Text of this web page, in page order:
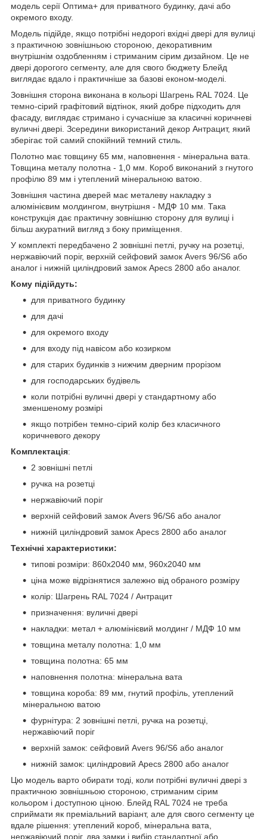
модель серії Оптима+ для приватного будинку, дачі або
окремого входу.
Модель підійде, якщо потрібні недорогі вхідні двері для вулиці
з практичною зовнішньою стороною, декоративним
внутрішнім оздобленням і стриманим сірим дизайном. Це не
двері дорогого сегменту, але для свого бюджету Блейд
виглядає вдало і практичніше за базові економ-моделі.
Зовнішня сторона виконана в кольорі Шагрень RAL 7024. Це
темно-сірий графітовий відтінок, який добре підходить для
фасаду, виглядає стримано і сучасніше за класичні коричневі
вуличні двері. Зсередини використаний декор Антрацит, який
зберігає той самий спокійний темний стиль.
Полотно має товщину 65 мм, наповнення - мінеральна вата.
Товщина металу полотна - 1,0 мм. Короб виконаний з гнутого
профілю 89 мм і утеплений мінеральною ватою.
Зовнішня частина дверей має металеву накладку з
алюмінієвим молдингом, внутрішня - МДФ 10 мм. Така
конструкція дає практичну зовнішню сторону для вулиці і
більш акуратний вигляд з боку приміщення.
У комплекті передбачено 2 зовнішні петлі, ручку на розетці,
нержавіючий поріг, верхній сейфовий замок Avers 96/S6 або
аналог і нижній циліндровий замок Apecs 2800 або аналог.
Кому підійдуть:
для приватного будинку
для дачі
для окремого входу
для входу під навісом або козирком
для старих будинків з нижчим дверним прорізом
для господарських будівель
коли потрібні вуличні двері у стандартному або
зменшеному розмірі
якщо потрібен темно-сірий колір без класичного
коричневого декору
Комплектація:
2 зовнішні петлі
ручка на розетці
нержавіючий поріг
верхній сейфовий замок Avers 96/S6 або аналог
нижній циліндровий замок Apecs 2800 або аналог
Технічні характеристики:
типові розміри: 860x2040 мм, 960x2040 мм
ціна може відрізнятися залежно від обраного розміру
колір: Шагрень RAL 7024 / Антрацит
призначення: вуличні двері
накладки: метал + алюмінієвий молдинг / МДФ 10 мм
товщина металу полотна: 1,0 мм
товщина полотна: 65 мм
наповнення полотна: мінеральна вата
товщина короба: 89 мм, гнутий профіль, утеплений
мінеральною ватою
фурнітура: 2 зовнішні петлі, ручка на розетці,
нержавіючий поріг
верхній замок: сейфовий Avers 96/S6 або аналог
нижній замок: циліндровий Apecs 2800 або аналог
Цю модель варто обирати тоді, коли потрібні вуличні двері з
практичною зовнішньою стороною, стриманим сірим
кольором і доступною ціною. Блейд RAL 7024 не треба
сприймати як преміальний варіант, але для свого сегменту це
вдале рішення: утеплений короб, мінеральна вата,
нержавіючий поріг, два замки і вибір стандартної або